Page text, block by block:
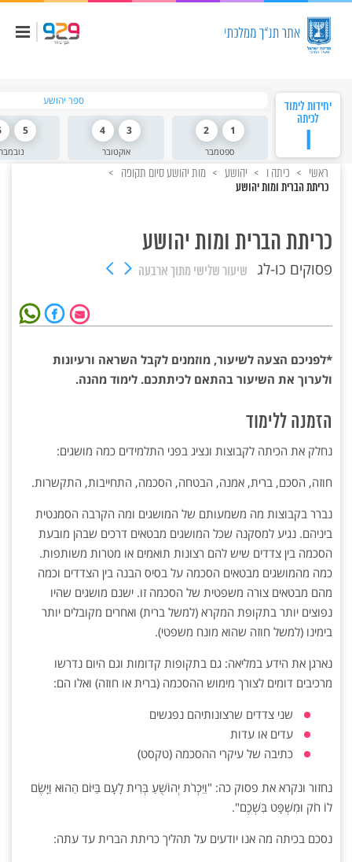
יחידות לימוד
לכיתה
ו
ספר יהושע
ספטמבר
1
2
אוקטובר
3
4
נובמבר
5
ראשי כיתה ו יהושע מות יהושע סיום תקופה
כריתת הברית ומות יהושע
כריתת הברית ומות יהושע
פסוקים כו-לג שיעור שלישי מתוך ארבעה
*לפניכם הצעה לשיעור, מוזמנים לקבל השראה ורעיונות
ולערוך את השיעור בהתאם לכיתתכם. לימוד מהנה.
הזמנה ללימוד
נחלק את הכיתה לקבוצות ונציג בפני התלמידים כמה מושגים:
חוזה, הסכם, ברית, אמנה, הבטחה, הסכמה, התחייבות, התקשרות.
נברר בקבוצות מה משמעותם של המושגים ומה הקרבה הסמנטית
ביניהם. נגיע למסקנה שכל המושגים מבטאים דרכים שבהן מובעת
הסכמה בין צדדים שיש להם רצונות תואמים או מטרות משותפות.
כמה מהמושגים מבטאים הסכמה על בסיס הבנה בין הצדדים וכמה
מהם מבטאים צורה משפטית של הסכמה זו. ישנם מושגים שהיו
נפוצים יותר בתקופת המקרא (למשל ברית) ואחרים מקובלים יותר
בימינו (למשל חוזה שהוא מונח משפטי).
נארגן את הידע במליאה: גם בתקופות קדומות וגם היום נדרשו
מרכיבים דומים לצורך מימוש ההסכמה (ברית או חוזה) ואלו הם:
שני צדדים שרצונותיהם נפגשים
עדים או עדות
כתיבה של עיקרי ההסכמה (טקסט)
נחזור ונקרא את פסוק כה: "וַיִּכְרֹת יְהוֹשֻׁעַ בְּרִית לָעָם בַּיּוֹם הַהוּא וַיָּשֶׂם
לוֹ חֹק וּמִשְׁפָּט בִּשְׁכֶם".
נסכם בכיתה מה אנו יודעים על תהליך כריתת הברית עד עתה: